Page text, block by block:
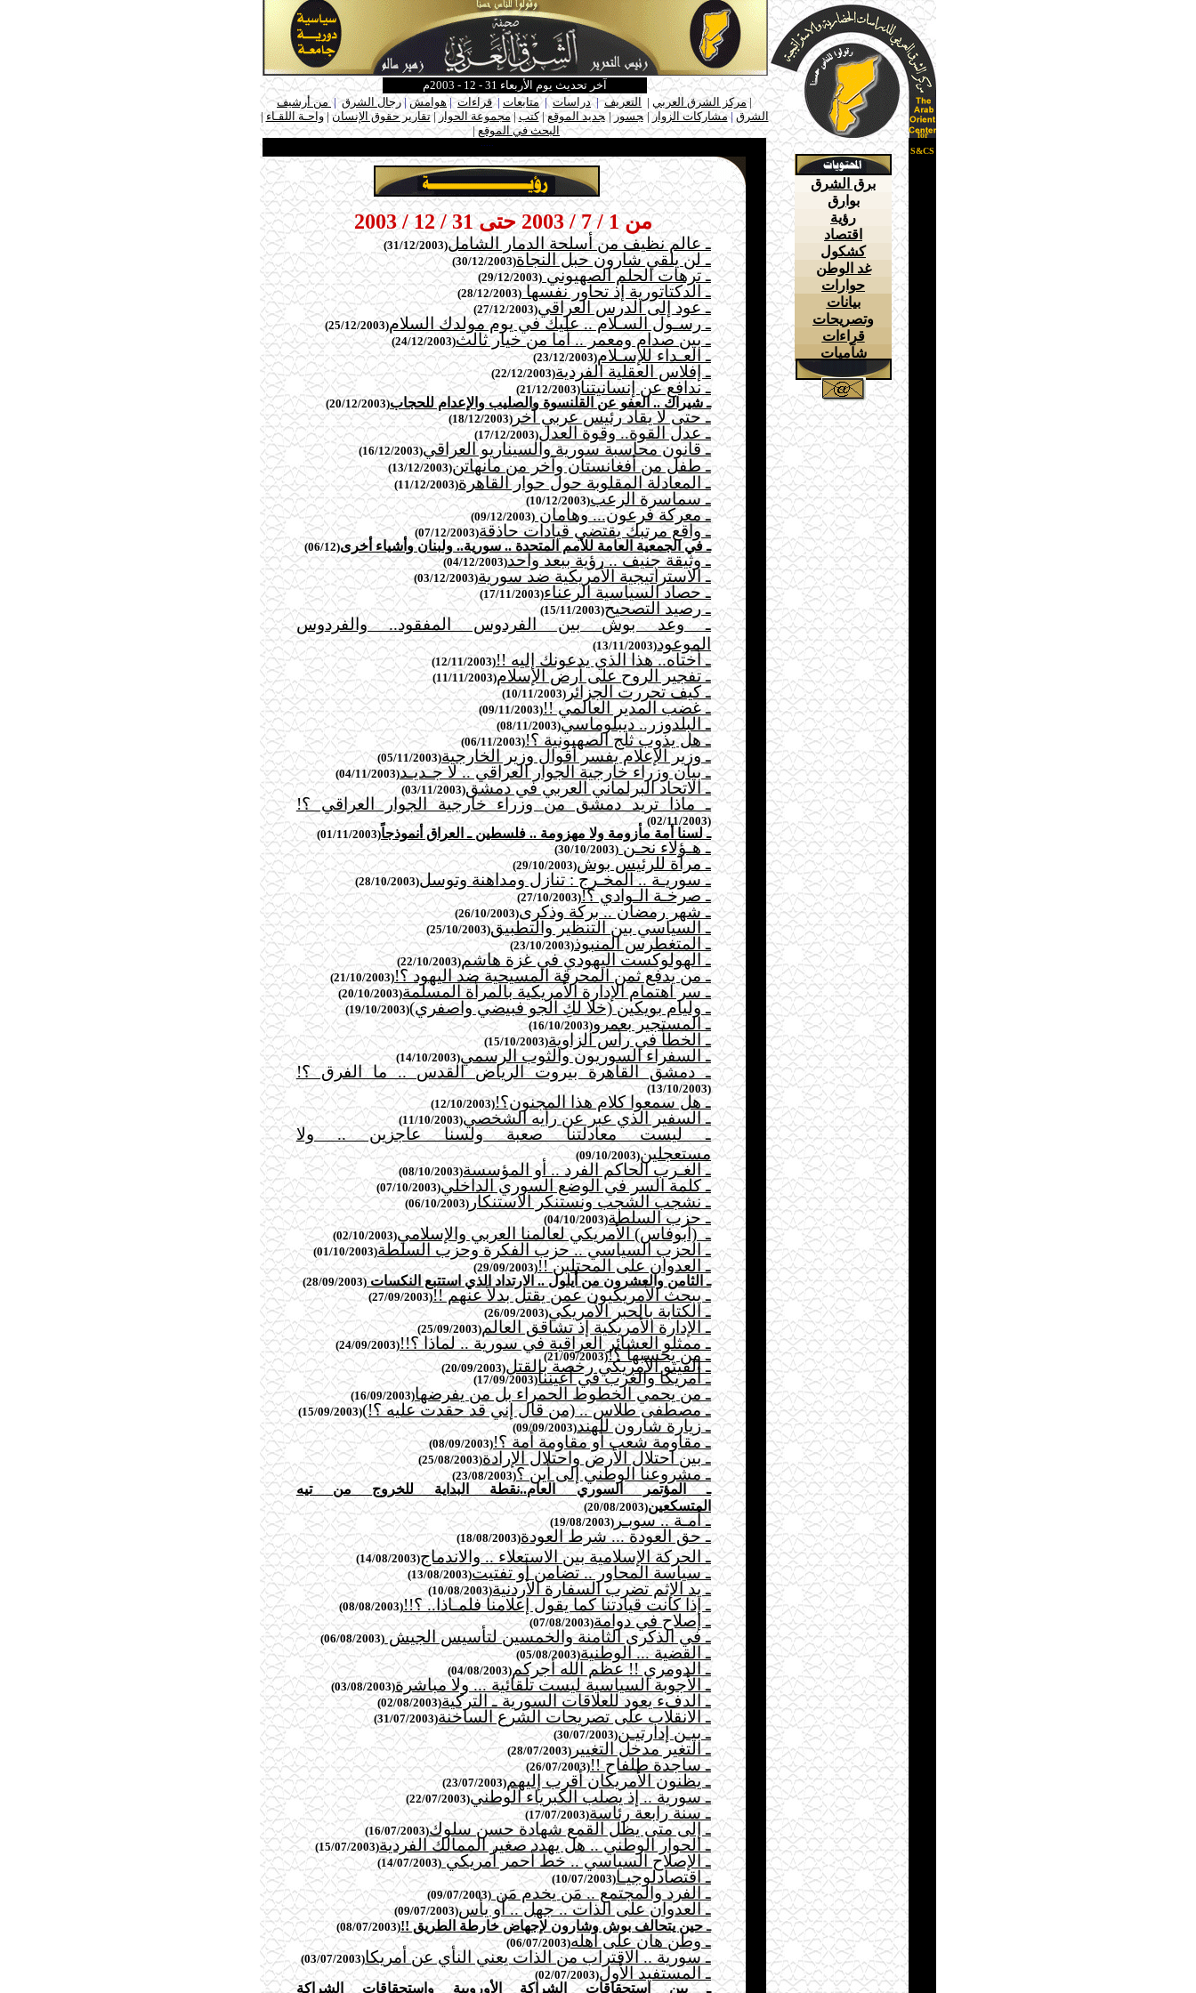
آخر تحديث يوم الأربعاء 31 - 12 - 2003م
ـ |مركز الشرق العربي | التعريف|دراسات|متابعات |قراءات|هوامش|رجال الشرق| من أرشيف
الشرق | مشاركات الزوار|ـجسور| ـجديد الموقع|كتب|مجموعة الحوار|تقارير حقوق الإنسان|واحـة اللقـاء|
البحث في الموقع|ـ
من 1 / 7 / 2003 حتى 31 / 12 / 2003
ـ عالم نظيف من أسلحة الدمار الشامل(31/12/2003)
ـ لن يلقي شارون حبل النجاة(30/12/2003)
ـ ترهات الحلم الصهيوني (29/12/2003)
ـ الدكتاتورية إذ تحاور نفسها (28/12/2003)
ـ عود إلى الدرس العراقي(27/12/2003)
ـ رسـول السـلام .. عليك في يوم مولدك السلام(25/12/2003)
ـ بين صدام ومعمر .. أما من خيار ثالث(24/12/2003)
ـ العـداء للإسـلام(23/12/2003)
ـ إفلاس العقلية الفردية(22/12/2003)
ـ ندافع عن إنسانيتنا(21/12/2003)
ـ شيراك .. العفو عن القلنسوة والصليب والإعدام للحجاب(20/12/2003)
ـ حتى لا يقاد رئيس عربي آخر(18/12/2003)
ـ عدل القوة.. وقوة العدل(17/12/2003)
ـ قانون محاسبة سورية والسيناريو العراقي(16/12/2003)
ـ طفل من أفغانستان وآخر من مانهاتن(13/12/2003)
ـ المعادلة المقلوبة حول حوار القاهرة(11/12/2003)
ـ سماسرة الرعب(10/12/2003)
ـ معركة فرعون... وهامان(09/12/2003)
ـ واقع مرتبك يقتضي قيادات حاذقة(07/12/2003)
ـ في الجمعية العامة للأمم المتحدة .. سورية.. ولبنان وأشياء أخرى(06/12)
ـ وثيقة جنيف .. رؤية ببعد واحد(04/12/2003)
ـ الاستراتيجية الأمريكية ضد سورية(03/12/2003)
ـ حصاد السياسية الرعناء(17/11/2003)
ـ رصيد التصحيح(15/11/2003)
ـ وعد بوش بين الفردوس المفقود.. والفردوس
الموعود(13/11/2003)
ـ أختاه.. هذا الذي يدعونك إليه !!(12/11/2003)
ـ تفجير الروح على أرض الإسلام(11/11/2003)
ـ كيف تحررت الجزائر(10/11/2003)
ـ غضب المدير العالمي !!(09/11/2003)
ـ البلدوزر.. ديبلوماسي(08/11/2003)
ـ هل يذوب ثلج الصهيونية ؟!(06/11/2003)
ـ وزير الإعلام يفسر أقوال وزير الخارجية(05/11/2003)
ـ بيان وزراء خارجية الجوار العراقي .. لا جـديـد(04/11/2003)
ـ الاتحاد البرلماني العربي في دمشق(03/11/2003)
ـ ماذا تريد دمشق من وزراء خارجية الجوار العراقي ؟!
(02/11/2003)
ـ لسنا أمة مأزومة ولا مهزومة .. فلسطين ـ العراق أنموذجاً(01/11/2003)
ـ هـؤلاء نحـن(30/10/2003)
ـ مرآة للرئيس بوش(29/10/2003)
ـ سوريـة .. المخـرج : تنازل ومداهنة وتوسل(28/10/2003)
ـ صرخـة الـوادي ؟!(27/10/2003)
ـ شهر رمضان .. بركة وذكرى(26/10/2003)
ـ السياسي بين التنظير والتطبيق(25/10/2003)
ـ المتغطرس المنبوذ(23/10/2003)
ـ الهولوكست اليهودي في غزة هاشم(22/10/2003)
ـ من يدفع ثمن المحرقة المسيحية ضد اليهود ؟!(21/10/2003)
ـ سر اهتمام الإدارة الأمريكية بالمرأة المسلمة(20/10/2003)
ـ وليام بويكين (خلا لكِ الجو فبيضي واصفري)(19/10/2003)
ـ المستجير بعمرو(16/10/2003)
ـ الخطأ في رأس الزاوية(15/10/2003)
ـ السفراء السوريون والثوب الرسمي(14/10/2003)
ـ دمشق القاهرة بيروت الرياض القدس .. ما الفرق ؟!
(13/10/2003)
ـ هل سمعوا كلام هذا المجنون؟!(12/10/2003)
ـ السفير الذي عبر عن رأيه الشخصي(11/10/2003)
ـ ليست معادلتنا صعبة ولسنا عاجزين .. ولا
مستعجلين(09/10/2003)
ـ الغـرب الحاكم الفرد .. أو المؤسسة(08/10/2003)
ـ كلمة السر في الوضع السوري الداخلي(07/10/2003)
ـ نشجب الشجب ونستنكر الاستنكار(06/10/2003)
ـ حزب السلطة(04/10/2003)
ـ (أبوفاس) الأمريكي لعالمنا العربي والإسلامي(02/10/2003)
ـ الحزب السياسي .. حزب الفكرة وحزب السلطة(01/10/2003)
ـ العدوان على المحتلين !!(29/09/2003)
ـ الثامن والعشرون من أيلول .. الارتداد الذي استتبع النكسات(28/09/2003)
ـ يبحث الأمريكيون عمن يقتل بدلاً عنهم !!(27/09/2003)
ـ الكتابة بالحبر الأمريكي(26/09/2003)
ـ الإدارة الأمريكية إذ تشاقق العالم(25/09/2003)
ـ ممثلو العشائر العراقية في سورية .. لماذا ؟!!(24/09/2003)
ـ من يحسبها ؟!(21/09/2003)
ـ الفيتو الأمريكي رخصة بالقتل(20/09/2003)
ـ أمريكا والغرب في أعيننا(17/09/2003)
ـ من يحمي الخطوط الحمراء بل من يفرضها(16/09/2003)
ـ مصطفى طلاس .. (من قال إني قد حقدت عليه ؟!)(15/09/2003)
ـ زيارة شارون للهند(09/09/2003)
ـ مقاومة شعب أو مقاومة أمة ؟!(08/09/2003)
ـ بين احتلال الأرض واحتلال الإرادة(25/08/2003)
ـ مشروعنا الوطني إلى أين ؟(23/08/2003)
ـ المؤتمر السوري العام..نقطة البداية للخروج من تيه
المتسكعين(20/08/2003)
ـ أمـة .. سوبـر(19/08/2003)
ـ حق العودة ... شرط العودة(18/08/2003)
ـ الحركة الإسلامية بين الاستعلاء .. والاندماج(14/08/2003)
ـ سياسة المحاور .. تضامن أو تفتيت(13/08/2003)
ـ يد الإثم تضرب السفارة الأردنية(10/08/2003)
ـ إذا كانت قيادتنا كما يقول إعلامنا فلمـاذا.. ؟!!(08/08/2003)
ـ إصلاح في دوامة(07/08/2003)
ـ في الذكرى الثامنة والخمسين لتأسيس الجيش(06/08/2003)
ـ القضية ... الوطنية(05/08/2003)
ـ الدومري !! عظم الله أجركم(04/08/2003)
ـ الأجوبة السياسية ليست تلقائية ... ولا مباشرة(03/08/2003)
ـ الدفء يعود للعلاقات السورية ـ التركية(02/08/2003)
ـ الانقلاب على تصريحات الشرع الساخنة(31/07/2003)
ـ بيـن إدارتيـن(30/07/2003)
ـ التغير مدخل التغيير (28/07/2003)
ـ ساجدة طلفاح !!(26/07/2003)
ـ يظنون الأمريكان أقرب إليهم(23/07/2003)
ـ سورية .. إذ يصلب الكبرياء الوطني(22/07/2003)
ـ سنة رابعة رئاسة(17/07/2003)
ـ إلى متى يظل القمع شهادة حسن سلوك(16/07/2003)
ـ الحوار الوطني .. هل يهدد صغير الممالك الفردية(15/07/2003)
ـ الإصلاح السياسي .. خط أحمر أمريكي (14/07/2003)
ـ اقتصادلوجيـا(10/07/2003)
ـ الفرد والمجتمع .. مَن يخدم مَن(09/07/2003)
ـ العدوان على الذات .. جهل .. أو يأس(09/07/2003)
ـحين يتحالف بوش وشارون لإجهاض خارطة الطريق !!(08/07/2003)
ـ وطن هان على أهله(06/07/2003)
ـ سورية .. الاقتراب من الذات يعني النأي عن أمريكا(03/07/2003)
ـ المستفيد الأول(02/07/2003)
ـ بين استحقاقات الشراكة الأوروبية واستحقاقات الشراكة
for
S&CS
برق الشرق
بوارق
رؤية
اقتصاد
كشكول
غد الوطن
حوارات
بيانات
وتصريحات
قراءات
شآميات